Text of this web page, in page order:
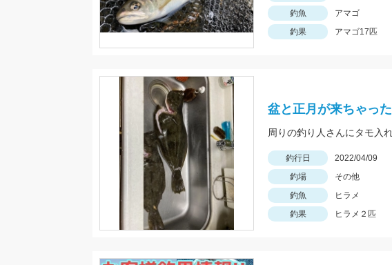
釣魚
アマゴ
釣果
アマゴ17匹
盆と正月が来ちゃった
釣行日 2022/04/09
釣場
その他
釣魚
ヒラメ
釣果
ヒラメ２匹